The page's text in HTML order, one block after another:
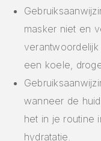
masker niet en
een koele,
wanneer de
het in je routine
hydratatie.